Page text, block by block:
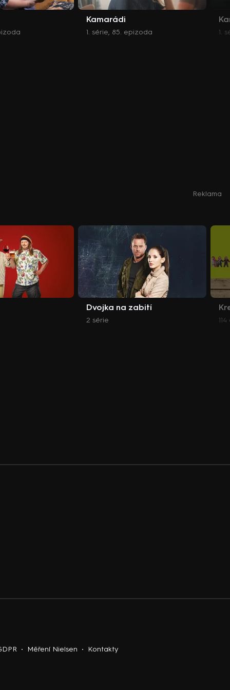
Kamarádi
1. série, 85. epizoda 1.
Reklama
Dvojka na zabití
2 série
Měření Nielsen Kontakty